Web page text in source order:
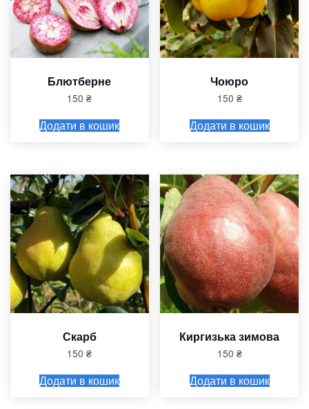
Блютберне
150₴
Додати в кошик
Чоюро
150 ₴
Додати в кошик
Скарб
150₴
Додати в кошик
Киргизька зимова
150 ₴
Додати в кошик